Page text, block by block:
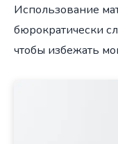
Использование
бюрократически
чтобы избежать